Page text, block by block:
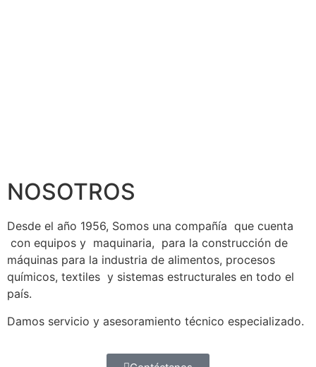
NOSOTROS
Desde el año 1956, Somos una compañía que cuenta
con equipos y maquinaria, para la construcción de
máquinas para la industria de alimentos, procesos
químicos, textiles y sistemas estructurales en todo el
país.
Damos servicio y asesoramiento técnico especializado.